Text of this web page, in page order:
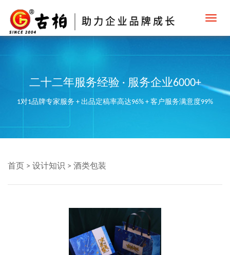
二十二年服务经验 · 服务企业6000+
1对1品牌专家服务 + 出品定稿率高达96% + 客户服务满意度99%
首页 > 设计知识 > 酒类包装